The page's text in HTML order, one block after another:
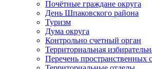
Почётные граждане округа
День Шпаковского района
Туризм
Дума округа
Контрольно счетный орган
Территориальная
Перечень пространственных